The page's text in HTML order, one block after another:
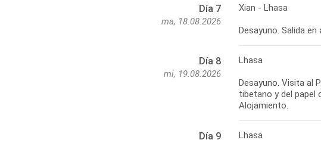
Día 7
ma, 18.08.2026
Xian - Lhasa
Día 8
mi, 19.08.2026
Lhasa
Desayuno. Visita al
tibetano y del papel
Día 9 Lhasa